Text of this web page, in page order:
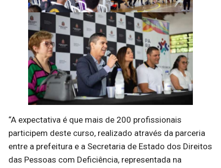
“A expectativa é que mais de 200 profissionais
participem deste curso, realizado através da parceria
entre a prefeitura e a Secretaria de Estado dos Direitos
das Pessoas com Deficiência, representada na